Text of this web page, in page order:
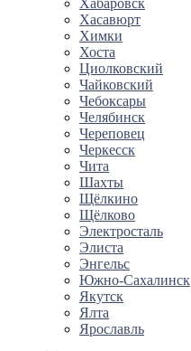
Хабаровск
Хасавюрт
Химки
Хоста
Циолковский
Чайковский
Чебоксары
Челябинск
Череповец
Черкесск
Чита
Шахты
Щёлкино
Щёлково
Электросталь
Элиста
Энгельс
Южно-Сахалинск
Якутск
Ялта
Ярославль